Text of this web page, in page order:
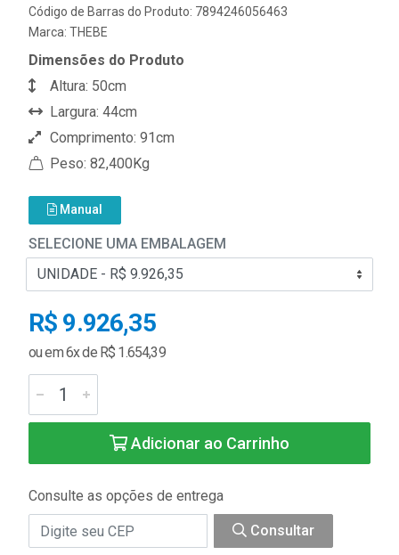
Código de Barras do Produto: 7894246056463
Marca: THEBE
Dimensões do Produto
Altura: 50cm
Largura: 44cm
Comprimento: 91cm
Peso: 82,400Kg
Manual
SELECIONE UMA EMBALAGEM
R$ 9.926,35
ou em 6x de R$ 1.654,39
Adicionar ao Carrinho
Consulte as opções de entrega
Consultar